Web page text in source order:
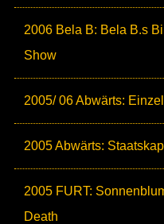
2006 Bela B: Bela B.s
Show
2005/ 06 Abwärts:
2005 Abwärts:
2005 FURT:
Death